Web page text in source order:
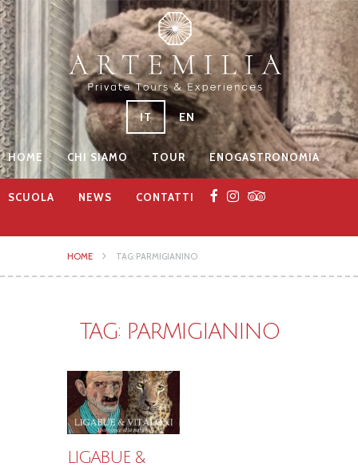
IT EN
HOME CHI SIAMO TOUR ENOGASTRONOMIA
SCUOLA NEWS CONTATTI
HOME TAG: PARMIGIANINO
TAG: PARMIGIANINO
LIGABUE &